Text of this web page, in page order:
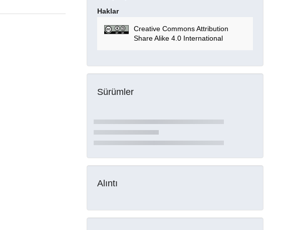
Haklar
Creative Commons Attribution
Share Alike 4.0 International
Sürümler
Alıntı